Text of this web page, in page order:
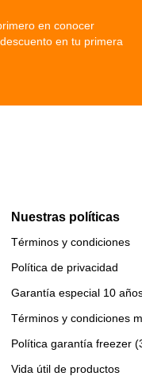
en conocer
en tu primera
Nuestras políticas
Términos y condiciones
Política de privacidad
Garantía especial 10
Términos y condiciones
Política garantía freezer
Vida útil de productos